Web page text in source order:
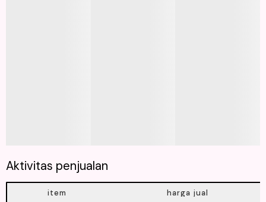
Aktivitas penjualan
item harga jual